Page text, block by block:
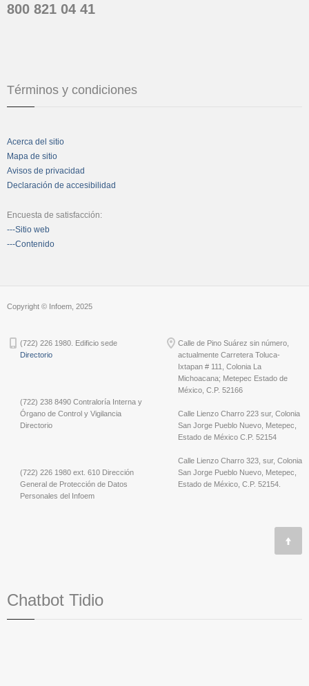
800 821 04 41
Términos y condiciones
Acerca del sitio
Mapa de sitio
Avisos de privacidad
Declaración de accesibilidad
Encuesta de satisfacción:
---Sitio web
---Contenido
Copyright © Infoem, 2025
(722) 226 1980. Edificio sede
Directorio
(722) 238 8490 Contraloría Interna y
Órgano de Control y Vigilancia
Directorio
(722) 226 1980 ext. 610 Dirección
General de Protección de Datos
Personales del Infoem
Calle de Pino Suárez sin número,
actualmente Carretera Toluca-
Ixtapan # 111, Colonia La
Michoacana; Metepec Estado de
México, C.P. 52166
Calle Lienzo Charro 223 sur, Colonia
San Jorge Pueblo Nuevo, Metepec,
Estado de México C.P. 52154
Calle Lienzo Charro 323, sur, Colonia
San Jorge Pueblo Nuevo, Metepec,
Estado de México, C.P. 52154.
Chatbot Tidio